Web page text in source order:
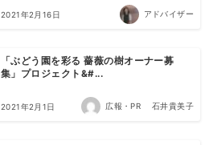
2021年2月16日 アドバイザー
「ぶどう園を彩る 薔薇の樹オーナー募
集」プロジェクト&#...
2021年2月1日 広報・PR 石井貴美子